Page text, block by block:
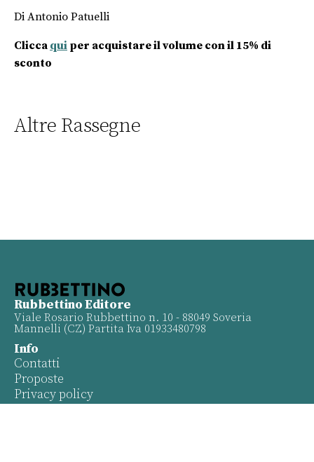
Di Antonio Patuelli
Clicca qui per acquistare il volume con il 15% di
sconto
Altre Rassegne
Rubbettino Editore
Viale Rosario Rubbettino n. 10 - 88049 Soveria
Mannelli (CZ) Partita Iva 01933480798
Info
Contatti
Proposte
Privacy policy